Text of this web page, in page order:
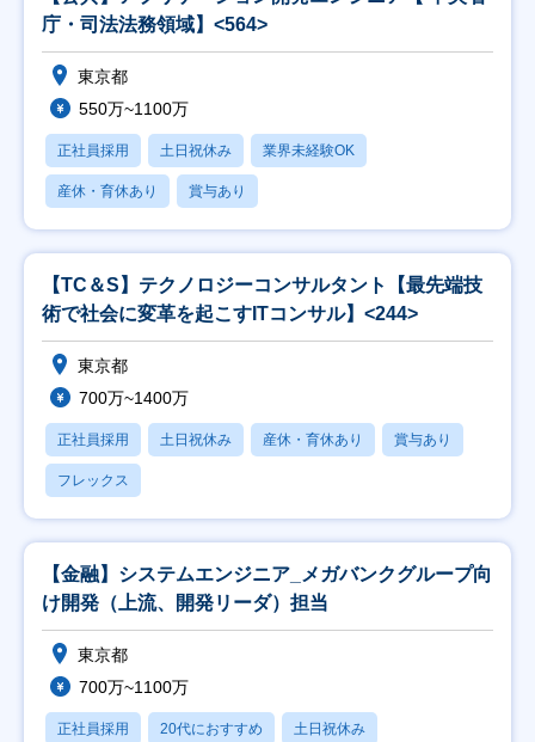
庁・司法法務領域】<564>
東京都
550万~1100万
正社員採用 土日祝休み 業界未経験OK
産休・育休あり 賞与あり
【TC＆S】テクノロジーコンサルタント【最先端技
術で社会に変革を起こすITコンサル】<244>
東京都
700万~1400万
正社員採用 土日祝休み 産休・育休あり 賞与あり
フレックス
【金融】システムエンジニア_メガバンクグループ向
け開発（上流、開発リーダ）担当
東京都
700万~1100万
正社員採用 20代におすすめ 土日祝休み